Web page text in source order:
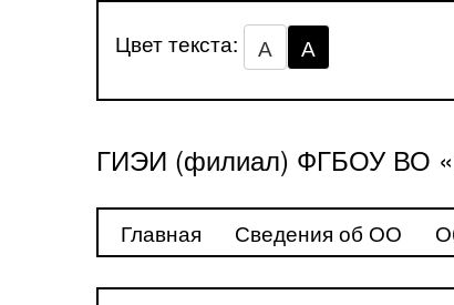
Цвет текста: А А
ГИЭИ (филиал) ФГБОУ ВО
Главная Сведения об ОО